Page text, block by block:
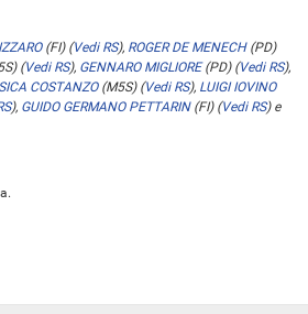
(FI) (Vedi RS), ROGER DE MENECH(PD)
(Vedi RS), GENNARO MIGLIORE(PD) (Vedi RS),
COSTANZO(M5S) (Vedi RS), LUIGI IOVINO
), GUIDO GERMANO PETTARIN(FI) (Vedi RS)e